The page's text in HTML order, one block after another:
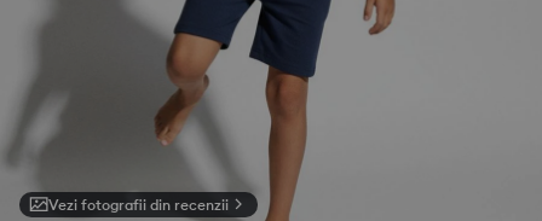
Vezi fotografii din recenzii